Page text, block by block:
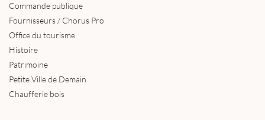
Commande publique
Fournisseurs / Chorus Pro
Office du tourisme
Histoire
Patrimoine
Petite Ville de Demain
Chaufferie bois